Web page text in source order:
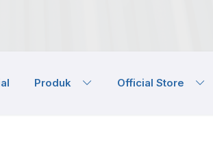
Produk Official Store